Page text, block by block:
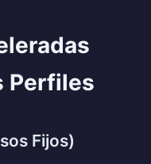
Perfiles
Fijos)